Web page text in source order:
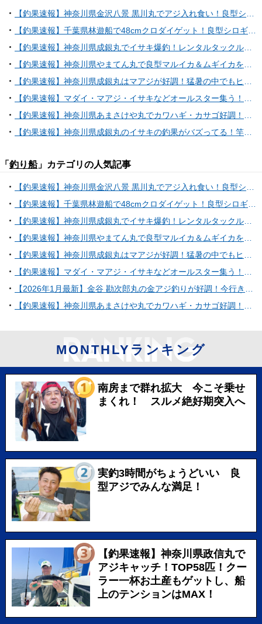
「 釣り船」カテゴリの人気記事
MONTHLYランキング
南房まで群れ拡大 今こそ乗せ
まくれ！ スルメ絶好期突入へ
実釣3時間がちょうどいい 良
型アジでみんな満足！
【釣果速報】神奈川県政信丸で
アジキャッチ！TOP58匹！クー
ラー一杯お土産もゲットし、船
上のテンションはMAX！